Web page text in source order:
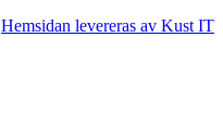
Hemsidan levereras av Kust IT